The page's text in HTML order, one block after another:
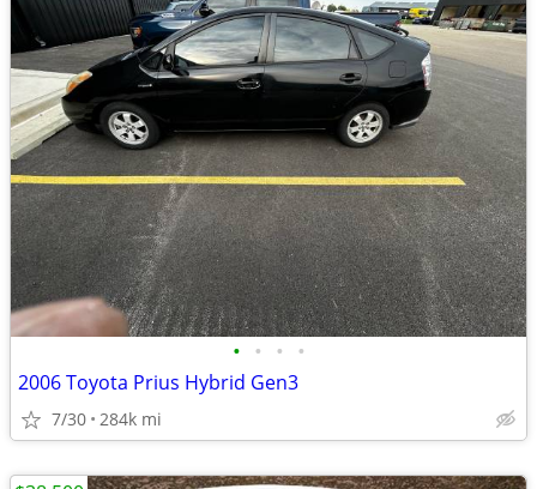
• • • •
2006 Toyota Prius Hybrid Gen3
7/30 284k mi